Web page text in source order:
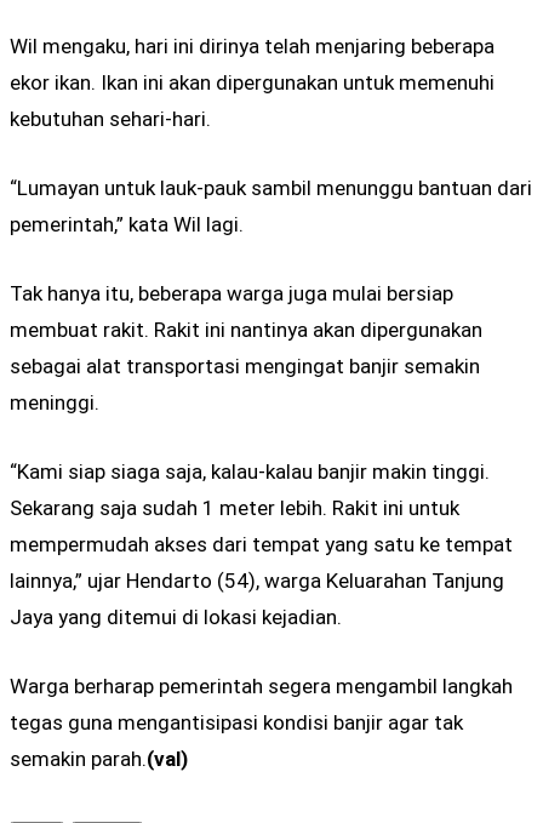
Wil mengaku, hari ini dirinya telah menjaring beberapa
ekor ikan. Ikan ini akan dipergunakan untuk memenuhi
kebutuhan sehari-hari.
“Lumayan untuk lauk-pauk sambil menunggu bantuan dari
pemerintah,” kata Wil lagi.
Tak hanya itu, beberapa warga juga mulai bersiap
membuat rakit. Rakit ini nantinya akan dipergunakan
sebagai alat transportasi mengingat banjir semakin
meninggi.
“Kami siap siaga saja, kalau-kalau banjir makin tinggi.
Sekarang saja sudah 1 meter lebih. Rakit ini untuk
mempermudah akses dari tempat yang satu ke tempat
lainnya,” ujar Hendarto (54), warga Keluarahan Tanjung
Jaya yang ditemui di lokasi kejadian.
Warga berharap pemerintah segera mengambil langkah
tegas guna mengantisipasi kondisi banjir agar tak
semakin parah.(val)